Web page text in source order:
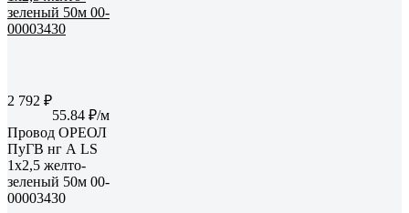
2 792 ₽
55.84 ₽/м
Провод ОРЕОЛ
ПуГВ нг А LS
1х2,5 желто-
зеленый 50м 00-
00003430